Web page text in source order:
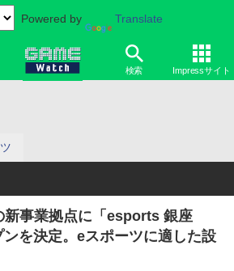
Powered by Translate
検索 Impressサイト
新事業拠点に「esports 銀座
を決定。eスポーツに適した設